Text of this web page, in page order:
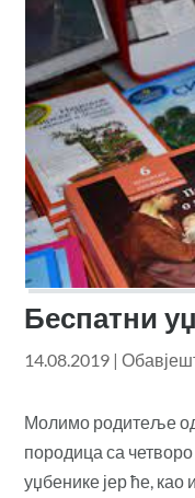
Беспатни
14.08.2019 |
Молимо родитеље
породица са
уџбенике јер ће, као